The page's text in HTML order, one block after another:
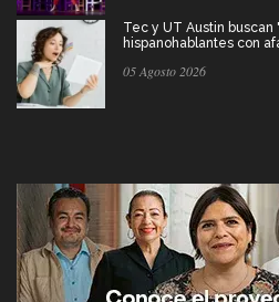
Tec y UT Austin buscan
hispanohablantes con
05 Agosto 2026